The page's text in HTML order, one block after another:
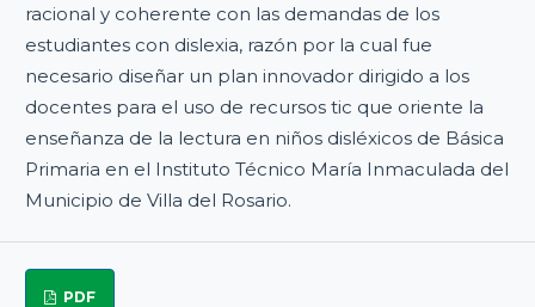
racional y coherente con las demandas de los
estudiantes con dislexia, razón por la cual fue
necesario diseñar un plan innovador dirigido a los
docentes para el uso de recursos tic que oriente la
enseñanza de la lectura en niños disléxicos de Básica
Primaria en el Instituto Técnico María Inmaculada del
Municipio de Villa del Rosario.
PDF